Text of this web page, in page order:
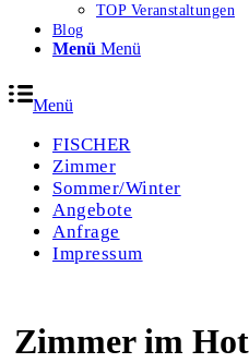
TOP Veranstaltungen
Blog
Menü Menü
Menü
FISCHER
Zimmer
Sommer/Winter
Angebote
Anfrage
Impressum
Zimmer im